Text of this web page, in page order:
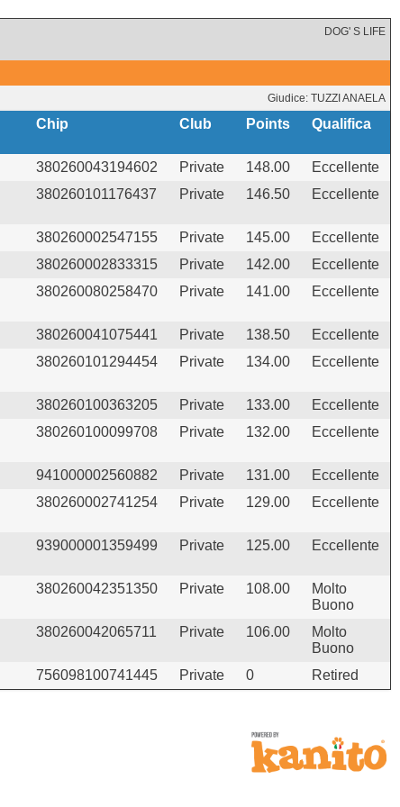
DOG' S LIFE
Giudice: TUZZI ANAELA
Chip Club Points Qualifica
380260043194602 Private 148.00
Eccellente
380260101176437 Private 146.50 Eccellente
380260002547155 Private 145.00
Eccellente
380260002833315 Private 142.00
Eccellente
380260080258470 Private 141.00 Eccellente
380260041075441 Private 138.50
Eccellente
380260101294454 Private 134.00 Eccellente
380260100363205 Private 133.00
Eccellente
380260100099708 Private 132.00 Eccellente
941000002560882 Private 131.00
Eccellente
380260002741254 Private 129.00 Eccellente
939000001359499 Private 125.00 Eccellente
380260042351350 Private 108.00
Molto
Buono
380260042065711 Private 106.00
Molto
Buono
756098100741445 Private 0
Retired